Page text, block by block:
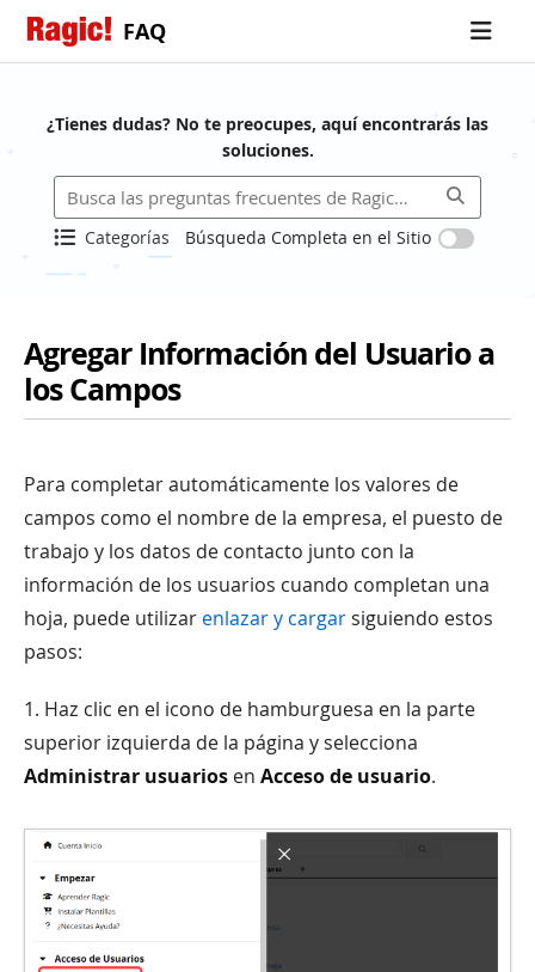
FAQ
¿Tienes dudas? No te preocupes, aquí encontrarás las
soluciones.
Categorías Búsqueda Completa en el Sitio
Agregar Información del Usuario a
los Campos
Para completar automáticamente los valores de
campos como el nombre de la empresa, el puesto de
trabajo y los datos de contacto junto con la
información de los usuarios cuando completan una
hoja, puede utilizar enlazar y cargarsiguiendo estos
pasos:
1. Haz clic en el icono de hamburguesa en la parte
superior izquierda de la página y selecciona
Administrar usuarios en Acceso de usuario.